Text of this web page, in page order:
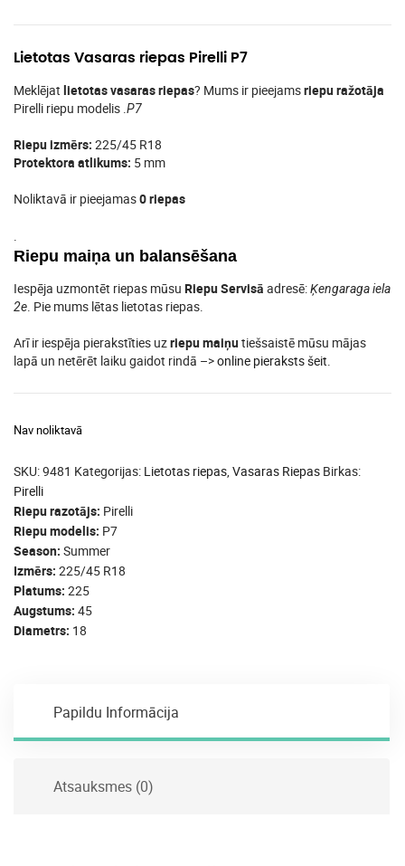
Lietotas Vasaras riepas Pirelli P7
Meklējat lietotas vasaras riepas? Mums ir pieejamsriepu ražotāja
Pirelli riepu modelis .P7
Riepu izmērs: 225/45 R18
Protektora atlikums: 5 mm
Noliktavā ir pieejamas0 riepas
.
Riepu maiņa un balansēšana
Iespēja uzmontēt riepas mūsu Riepu Servisā adresē:Ķengaraga iela
2e. Pie mums lētas lietotas riepas.
Arī ir iespēja pierakstīties uzriepu maiņutiešsaistē mūsu mājas
lapā un netērēt laiku gaidot rindā –>online pieraksts šeit.
Nav noliktavā
SKU:9481 Kategorijas: Lietotas riepas, Vasaras Riepas Birkas:
Pirelli
Riepu razotājs Pirelli
Riepu modelis P7
Season Summer
Izmērs 225/45 R18
Platums 225
Augstums 45
Diametrs 18
Papildu Informācija
Atsauksmes (0)